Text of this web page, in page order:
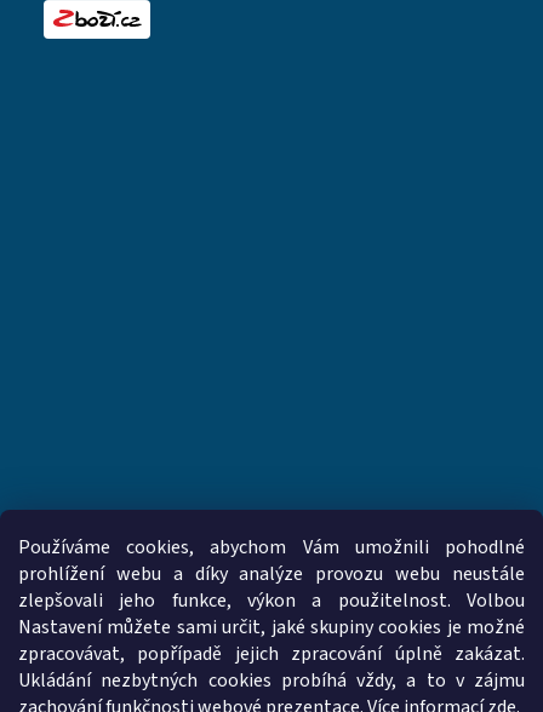
Používáme cookies, abychom Vám umožnili pohodlné
prohlížení webu a díky analýze provozu webu neustále
zlepšovali jeho funkce, výkon a použitelnost. Volbou
Nastavení můžete sami určit, jaké skupiny cookies je možné
zpracovávat, popřípadě jejich zpracování úplně zakázat.
Ukládání nezbytných cookies probíhá vždy, a to v zájmu
www.vzduchotechnika-ventilatory.cz www.palmat.cz